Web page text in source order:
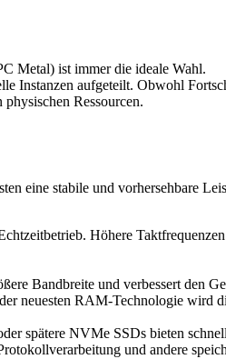
Metal) ist immer die ideale Wahl.
Instanzen aufgeteilt. Obwohl
Ressourcen.
eine stabile und vorhersehbare
Höhere
Bandbreite und verbessert den
neuesten RAM-Technologie wird
spätere NVMe SSDs bieten
und andere